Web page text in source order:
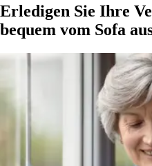
Erledigen Sie Ihre
bequem vom Sofa